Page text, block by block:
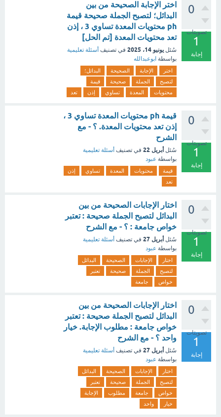
0
تصويتات
1
إجابة
اختر الإجابة الصحيحة من بين
البدائل؛ لتصبح الجملة صحيحة قيمة
ph محتويات المعدة تساوي 3 ، إذن
تعد محتويات المعدة [تم الحل]
سُئل يونيو 14، 2025 في تصنيف أسئلة تعليمية
بواسطة ابوعبدالله
اختر الإجابة الصحيحة
البدائل؛
لتصبح
الجملة صحيحة
قيمة
محتويات
المعدة تساوي إذن تعد
0
تصويتات
1
إجابة
قيمة ph محتويات المعدة تساوي 3 ،
إذن تعد محتويات المعدة. ؟ - مع
الشرح
سُئل أبريل 22 في تصنيف أسئلة تعليمية
بواسطة عبود
قيمة محتويات المعدة تساوي
إذن
تعد
0
تصويتات
1
إجابة
اختار الإجابات الصحيحة من بين
البدائل لتصبح الجملة صحيحة : تعتبر
خواص جامعة : ؟ - مع الشرح
سُئل أبريل 27 في تصنيف أسئلة تعليمية
بواسطة عبود
اختار الإجابات الصحيحة
البدائل
لتصبح
الجملة صحيحة
تعتبر
خواص
جامعة
0
تصويتات
1
إجابة
اختار الإجابات الصحيحة من بين
البدائل لتصبح الجملة صحيحة : تعتبر
خواص جامعة : مطلوب الإجابة. خيار
واحد ؟ - مع الشرح
سُئل أبريل 27 في تصنيف أسئلة تعليمية
بواسطة عبود
اختار الإجابات الصحيحة
البدائل
لتصبح
الجملة صحيحة
تعتبر
خواص
جامعة مطلوب
الإجابة
خيار
واحد